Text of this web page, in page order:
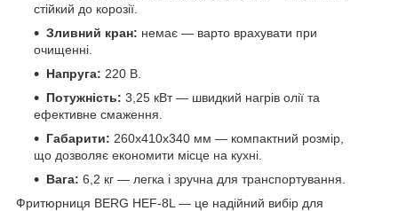
стійкий до корозії.
Зливний кран: немає — варто врахувати при
очищенні.
Напруга: 220 В.
Потужність: 3,25 кВт — швидкий нагрів олії та
ефективне смаження.
Габарити: 260х410х340 мм — компактний розмір,
що дозволяє економити місце на кухні.
Вага: 6,2 кг — легка і зручна для транспортування.
Фритюрниця BERG HEF-8L — це надійний вибір для